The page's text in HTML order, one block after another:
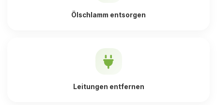
Ölschlamm entsorgen
Leitungen entfernen